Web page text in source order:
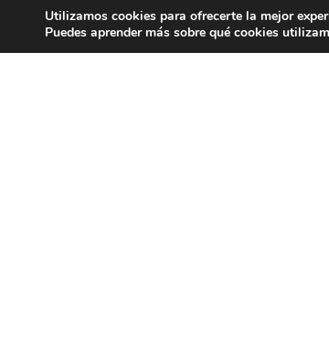
Utilizamos cookies para ofrecerte la mejor
Puedes aprender más sobre qué cookies